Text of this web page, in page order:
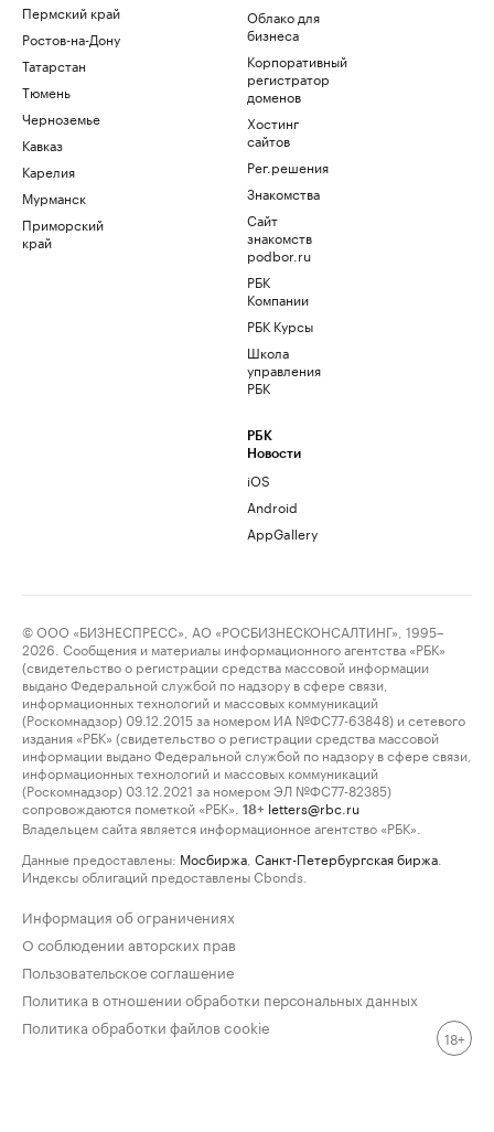
Пермский край
Ростов-на-Дону
Татарстан
Тюмень
Черноземье
Кавказ
Карелия
Мурманск
Приморский
край
Облако для
бизнеса
Корпоративный
регистратор
доменов
Хостинг
сайтов
Рег.решения
Знакомства
Сайт
знакомств
podbor.ru
РБК
Компании
РБК Курсы
Школа
управления
РБК
РБК
Новости
iOS
Android
AppGallery
© ООО «БИЗНЕСПРЕСС», АО «РОСБИЗНЕСКОНСАЛТИНГ», 1995–
2026. Сообщения и материалы информационного агентства «РБК»
(свидетельство о регистрации средства массовой информации
выдано Федеральной службой по надзору в сфере связи,
информационных технологий и массовых коммуникаций
(Роскомнадзор) 09.12.2015 за номером ИА №ФС77-63848) и сетевого
издания «РБК» (свидетельство о регистрации средства массовой
информации выдано Федеральной службой по надзору в сфере связи,
информационных технологий и массовых коммуникаций
(Роскомнадзор) 03.12.2021 за номером ЭЛ №ФС77-82385)
сопровождаются пометкой «РБК».
18+ letters@rbc.ru
Владельцем сайта является информационное агентство «РБК».
Данные предоставлены: Мосбиржа Санкт-Петербургская биржа
Индексы облигаций предоставлены Cbonds.
Информация об ограничениях
О соблюдении авторских прав
Пользовательское соглашение
Политика в отношении обработки персональных данных
Политика обработки файлов cookie
18+